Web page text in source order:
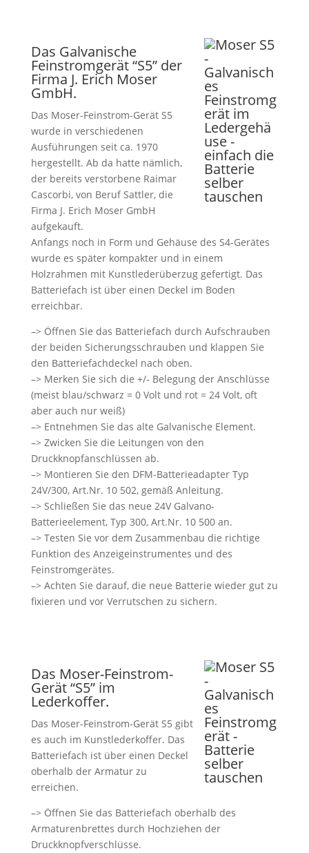
Das Galvanische
Feinstromgerät “S5” der
Firma J. Erich Moser
GmbH.
Das Moser-Feinstrom-Gerät S5
wurde in verschiedenen
Ausführungen seit ca. 1970
hergestellt. Ab da hatte nämlich,
der bereits verstorbene Raimar
Cascorbi, von Beruf Sattler, die
Firma J. Erich Moser GmbH
aufgekauft.
Anfangs noch in Form und Gehäuse des S4-Gerätes
wurde es später kompakter und in einem
Holzrahmen mit Kunstlederüberzug gefertigt. Das
Batteriefach ist über einen Deckel im Boden
erreichbar.
–> Öffnen Sie das Batteriefach durch Aufschrauben
der beiden Sicherungsschrauben und klappen Sie
den Batteriefachdeckel nach oben.
–> Merken Sie sich die +/- Belegung der Anschlüsse
(meist blau/schwarz = 0 Volt und rot = 24 Volt, oft
aber auch nur weiß)
–> Entnehmen Sie das alte Galvanische Element.
–> Zwicken Sie die Leitungen von den
Druckknopfanschlüssen ab.
–> Montieren Sie den DFM-Batterieadapter Typ
24V/300, Art.Nr. 10 502, gemäß Anleitung.
–> Schließen Sie das neue 24V Galvano-
Batterieelement, Typ 300, Art.Nr. 10 500 an.
–> Testen Sie vor dem Zusammenbau die richtige
Funktion des Anzeigeinstrumentes und des
Feinstromgerätes.
–> Achten Sie darauf, die neue Batterie wieder gut zu
fixieren und vor Verrutschen zu sichern.
Das Moser-Feinstrom-
Gerät “S5” im
Lederkoffer.
Das Moser-Feinstrom-Gerät S5 gibt
es auch im Kunstlederkoffer. Das
Batteriefach ist über einen Deckel
oberhalb der Armatur zu
erreichen.
–> Öffnen Sie das Batteriefach oberhalb des
Armaturenbrettes durch Hochziehen der
Druckknopfverschlüsse.